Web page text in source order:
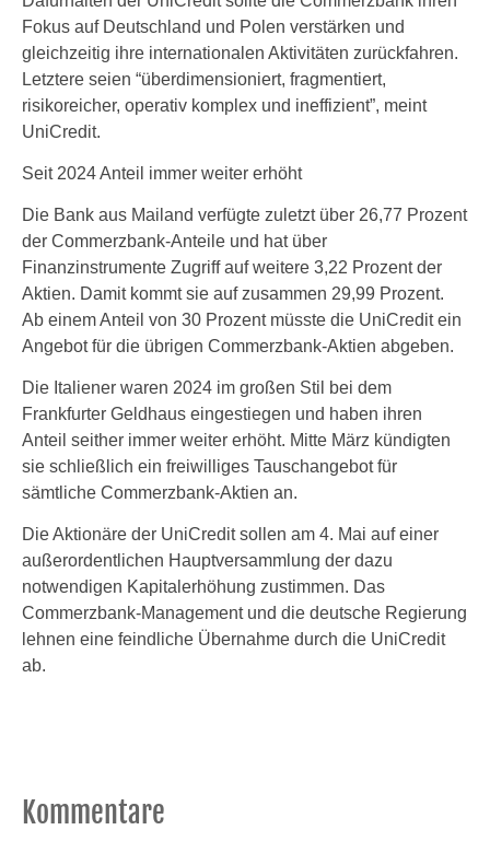
Fokus auf Deutschland und Polen verstärken und
gleichzeitig ihre internationalen Aktivitäten zurückfahren.
Letztere seien “überdimensioniert, fragmentiert,
risikoreicher, operativ komplex und ineffizient”, meint
UniCredit.
Seit 2024 Anteil immer weiter erhöht
Die Bank aus Mailand verfügte zuletzt über 26,77 Prozent
der Commerzbank-Anteile und hat über
Finanzinstrumente Zugriff auf weitere 3,22 Prozent der
Aktien. Damit kommt sie auf zusammen 29,99 Prozent.
Ab einem Anteil von 30 Prozent müsste die UniCredit ein
Angebot für die übrigen Commerzbank-Aktien abgeben.
Die Italiener waren 2024 im großen Stil bei dem
Frankfurter Geldhaus eingestiegen und haben ihren
Anteil seither immer weiter erhöht. Mitte März kündigten
sie schließlich ein freiwilliges Tauschangebot für
sämtliche Commerzbank-Aktien an.
Die Aktionäre der UniCredit sollen am 4. Mai auf einer
außerordentlichen Hauptversammlung der dazu
notwendigen Kapitalerhöhung zustimmen. Das
Commerzbank-Management und die deutsche Regierung
lehnen eine feindliche Übernahme durch die UniCredit
ab.
Kommentare